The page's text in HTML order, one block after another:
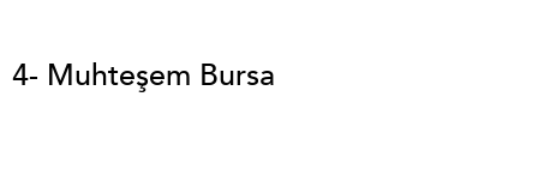
4- Muhteşem Bursa